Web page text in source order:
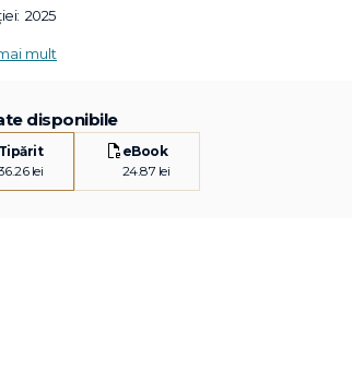
2025
mult
disponibile
Tipărit
lei
eBook
24.87 lei